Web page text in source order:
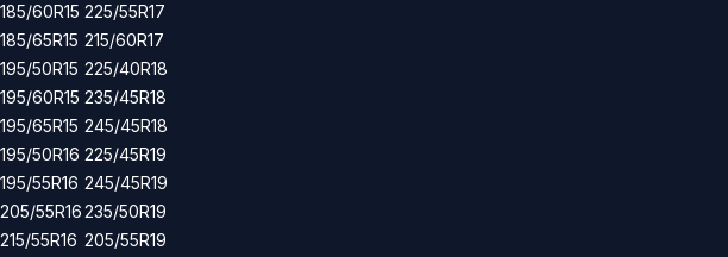
185/60R15
185/65R15
195/50R15
195/60R15
195/65R15
195/50R16
195/55R16
205/55R16
215/55R16
225/55R17
215/60R17
225/40R18
235/45R18
245/45R18
225/45R19
245/45R19
235/50R19
205/55R19